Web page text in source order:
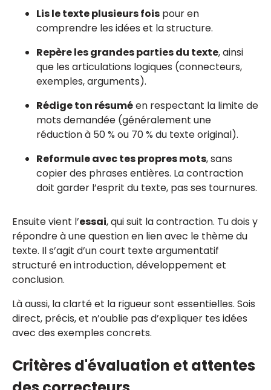
Lis le texte plusieurs fois pour en
comprendre les idées et la structure.
Repère les grandes parties du texte, ainsi
que les articulations logiques (connecteurs,
exemples, arguments).
Rédige ton résuméen respectant la limite de
mots demandée (généralement une
réduction à 50 % ou 70 % du texte original).
Reformule avec tes propres mots, sans
copier des phrases entières. La contraction
doit garder l’esprit du texte, pas ses tournures.
Ensuite vient l’essai, qui suit la contraction. Tu dois y
répondre à une question en lien avec le thème du
texte. Il s’agit d’un court texte argumentatif
structuré en introduction, développement et
conclusion.
Là aussi, la clarté et la rigueur sont essentielles. Sois
direct, précis, et n’oublie pas d’expliquer tes idées
avec des exemples concrets.
Critères d'évaluation et attentes